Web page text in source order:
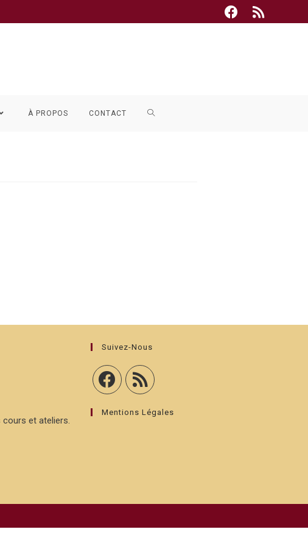
À PROPOS CONTACT TOGGLE
cours et ateliers.
Suivez-Nous
Mentions Légales